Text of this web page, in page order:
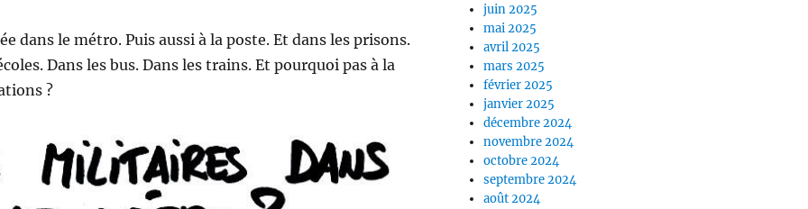
dans le métro. Puis aussi à la poste. Et dans les prisons.
Dans les bus. Dans les trains. Et pourquoi pas à la
?
juin 2025
mai 2025
avril 2025
mars 2025
février 2025
janvier 2025
décembre 2024
novembre 2024
octobre 2024
septembre 2024
août 2024